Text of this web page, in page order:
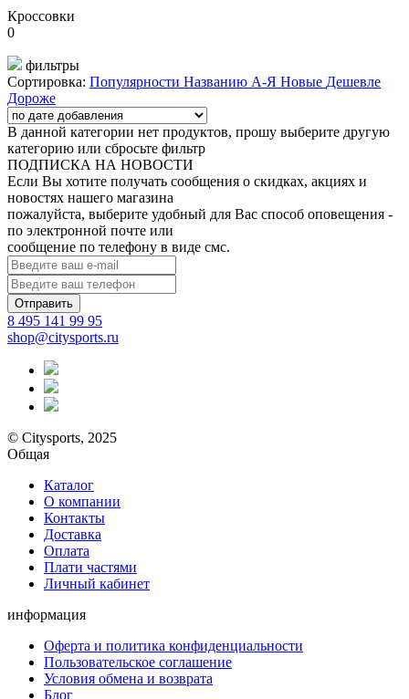
Кроссовки
0
фильтры
Сортировка: Популярности Названию А-Я Новые Дешевле
Дороже
В данной категории нет продуктов, прошу выберите другую
категорию или сбросьте фильтр
ПОДПИСКА НА НОВОСТИ
Если Вы хотите получать сообщения о скидках, акциях и
новостях нашего магазина
пожалуйста, выберите удобный для Вас способ оповещения -
по электронной почте или
сообщение по телефону в виде смс.
Отправить
8 495 141 99 95
shop@citysports.ru
© Citysports, 2025
Общая
Каталог
О компании
Контакты
Доставка
Оплата
Плати частями
Личный кабинет
информация
Оферта и политика конфиденциальности
Пользовательское соглашение
Условия обмена и возврата
Блог